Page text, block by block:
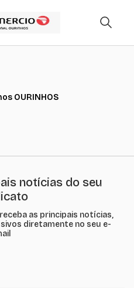
OURINHOS
notícias do seu
as principais notícias,
diretamente no seu e-